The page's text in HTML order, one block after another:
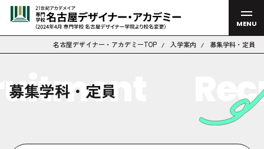
MENU
名古屋デザイナー・アカデミーTOP 入学案内 募集学科・定員
募集学科・定員